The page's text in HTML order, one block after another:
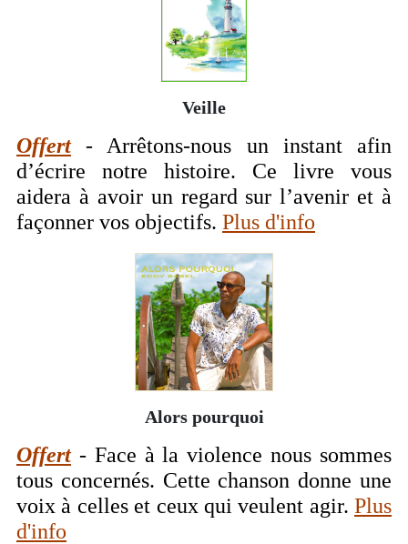
Veille
Offert- Arrêtons-nous un instant afin
d’écrire notre histoire. Ce livre vous
aidera à avoir un regard sur l’avenir et à
façonner vos objectifs. Plus d'info
Alors pourquoi
Offert- Face à la violence nous sommes
tous concernés. Cette chanson donne une
voix à celles et ceux qui veulent agir. Plus
d'info